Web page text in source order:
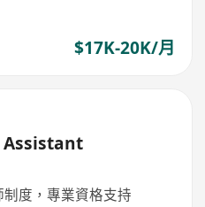
$17K-20K/月
Assistant
度，專業資格支持